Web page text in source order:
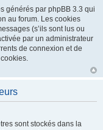
générés par phpBB 3.3 qui
au forum. Les cookies
(s’ils sont lus ou
par un administrateur
de connexion et de
sont stockés dans la